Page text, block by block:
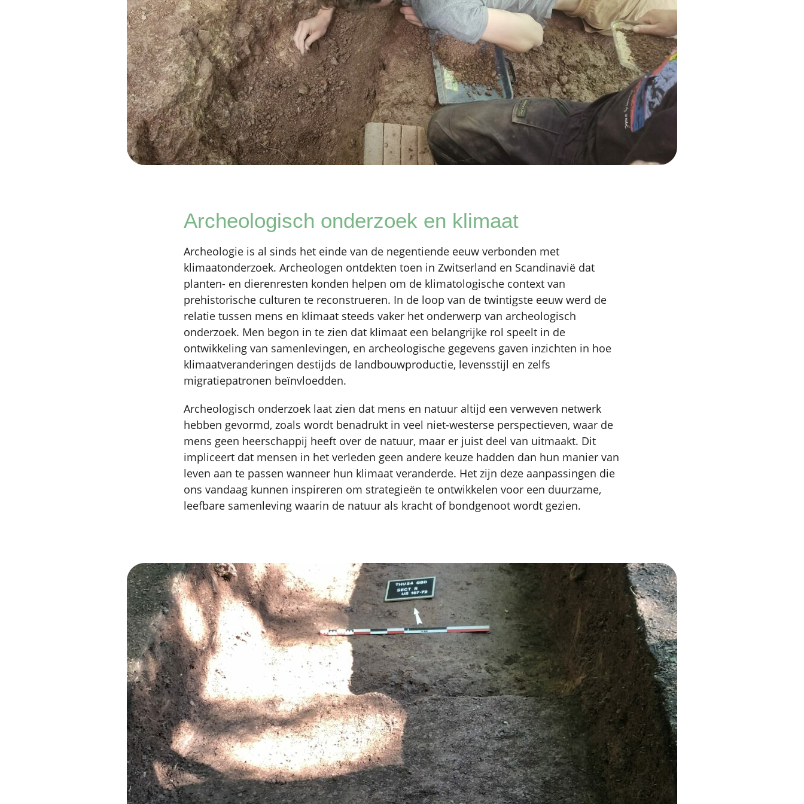
Archeologisch onderzoek en klimaat
Archeologie is al sinds het einde van de negentiende eeuw verbonden met
klimaatonderzoek. Archeologen ontdekten toen in Zwitserland en Scandinavië dat
planten- en dierenresten konden helpen om de klimatologische context van
prehistorische culturen te reconstrueren. In de loop van de twintigste eeuw werd de
relatie tussen mens en klimaat steeds vaker het onderwerp van archeologisch
onderzoek. Men begon in te zien dat klimaat een belangrijke rol speelt in de
ontwikkeling van samenlevingen, en archeologische gegevens gaven inzichten in hoe
klimaatveranderingen destijds de landbouwproductie, levensstijl en zelfs
migratiepatronen beïnvloedden.
Archeologisch onderzoek laat zien dat mens en natuur altijd een verweven netwerk
hebben gevormd, zoals wordt benadrukt in veel niet-westerse perspectieven, waar de
mens geen heerschappij heeft over de natuur, maar er juist deel van uitmaakt. Dit
impliceert dat mensen in het verleden geen andere keuze hadden dan hun manier van
leven aan te passen wanneer hun klimaat veranderde. Het zijn deze aanpassingen die
ons vandaag kunnen inspireren om strategieën te ontwikkelen voor een duurzame,
leefbare samenleving waarin de natuur als kracht of bondgenoot wordt gezien.